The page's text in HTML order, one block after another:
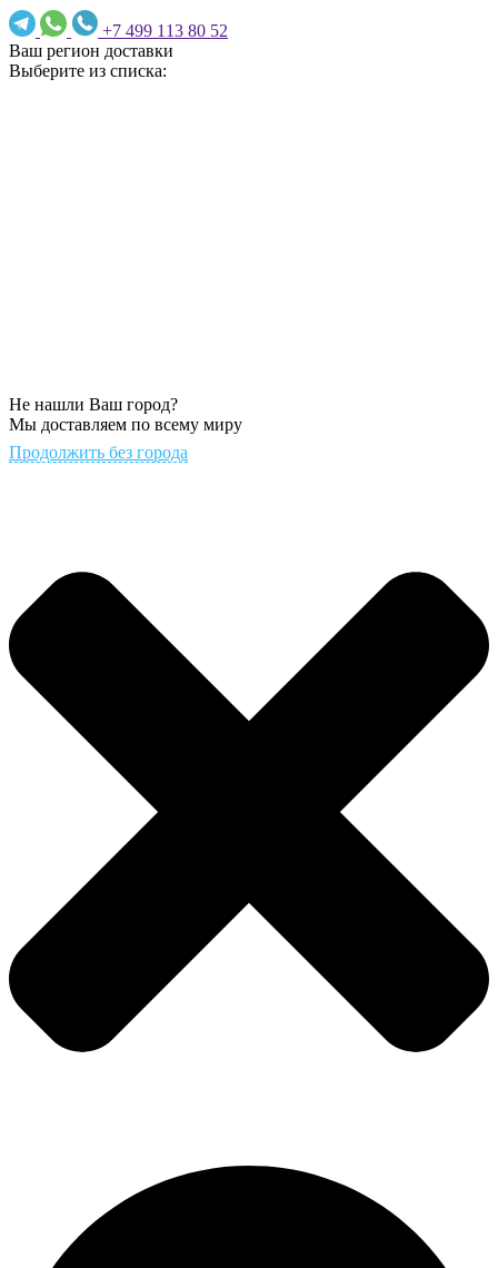
+7 499 113 80 52
Ваш регион доставки
Выберите из списка:
Не нашли Ваш город?
Мы доставляем по всему миру
Продолжить без города